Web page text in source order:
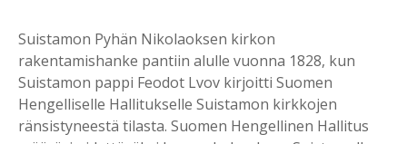
Suistamon Pyhän Nikolaoksen kirkon
rakentamishanke pantiin alulle vuonna 1828, kun
Suistamon pappi Feodot Lvov kirjoitti Suomen
Hengelliselle Hallitukselle Suistamon kirkkojen
ränsistyneestä tilasta. Suomen Hengellinen Hallitus